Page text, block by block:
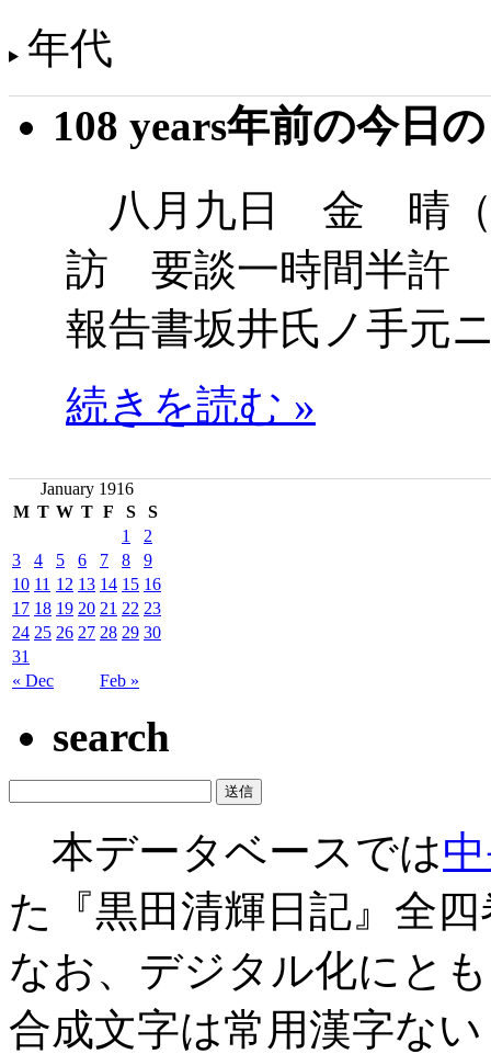
年代
108 years年前の今日
八月九日 金 晴（
訪 要談一時間半許
報告書坂井氏ノ手元
続きを読む »
January 1916
M T W T F S S
« Dec Feb »
1
2
3
4 5 6 7 8
9
10 11 12 13 14 15 16
17 18 19 20 21 22 23
24 25 26 27 28 29 30
31
search
本データベースでは
た『黒田清輝日記』全
なお、デジタル化にと
合成文字は常用漢字な